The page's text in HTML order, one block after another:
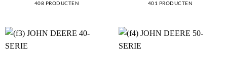
408 PRODUCTEN 401 PRODUCTEN